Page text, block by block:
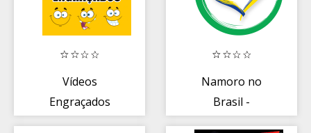
Vídeos
Engraçados
Namoro no
Brasil -